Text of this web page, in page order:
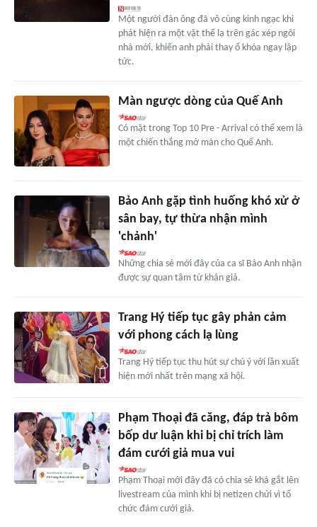
Một người đàn ông đã vô cùng kinh ngạc khi
phát hiện ra một vật thể lạ trên gác xép ngôi
nhà mới, khiến anh phải thay ổ khóa ngay lập
tức.
Màn ngược dòng của Quế Anh
Có mặt trong Top 10 Pre - Arrival có thể xem là
một chiến thắng mở màn cho Quế Anh.
Bảo Anh gặp tình huống khó xử ở
sân bay, tự thừa nhận mình
'chảnh'
Những chia sẻ mới đây của ca sĩ Bảo Anh nhận
được sự quan tâm từ khán giả.
Trang Hý tiếp tục gây phản cảm
với phong cách lạ lùng
Trang Hý tiếp tục thu hút sự chú ý với lần xuất
hiện mới nhất trên mạng xã hội.
Phạm Thoại đã căng, đáp trả bôm
bốp dư luận khi bị chỉ trích làm
đám cưới giả mua vui
Phạm Thoại mới đây đã có chia sẻ khá gắt lên
livestream của mình khi bị netizen chửi vì tổ
chức đám cưới giả.